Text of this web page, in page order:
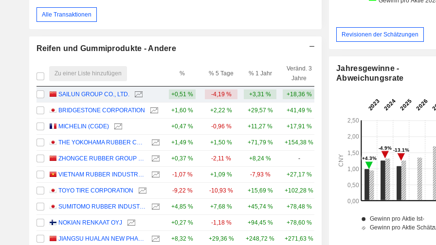
Alle Transaktionen
Reifen und Gummiprodukte - Andere
Zu einer Liste hinzufügen % % 5 Tage % 1 Jahr
Veränd. 3
Jahre
Kap.($)
SAILUN GROUP CO., LTD. +0,51 % -4,19 % +3,31 % +18,36 %
BRIDGESTONE CORPORATION +1,60 % +2,22 % +29,57 % +41,49 %
MICHELIN (CGDE) +0,47 % -0,96 % +11,27 % +17,91 %
THE YOKOHAMA RUBBER COMPANY, LIMITED +1,49 % +1,50 % +71,79 % +154,38 %
ZHONGCE RUBBER GROUP CO., LTD. +0,37 % -2,11 % +8,24 % - 6,34 Mrd.
VIETNAM RUBBER INDUSTRY GROUP - -1,07 % +1,09 % -7,93 % +27,17 %
TOYO TIRE CORPORATION -9,22 % -10,93 % +15,69 % +102,28 %
SUMITOMO RUBBER INDUSTRIES, LTD. +4,85 % +7,68 % +45,74 % +78,48 %
NOKIAN RENKAAT OYJ +0,27 % -1,18 % +94,45 % +78,60 %
JIANGSU HUALAN NEW PHARMACEUTICAL MATERIAL CO.,LTD. +8,32 % +29,36 % +248,72 % +271,63 %
Revisionen der Schätzungen
Jahresgewinne -
Abweichungsrate